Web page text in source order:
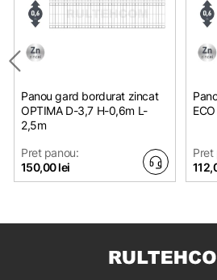
Panou gard bordurat zincat
OPTIMA D-3,7 H-0,6m L-
2,5m
Pret panou:
150,00 lei
ЕСО
Pret